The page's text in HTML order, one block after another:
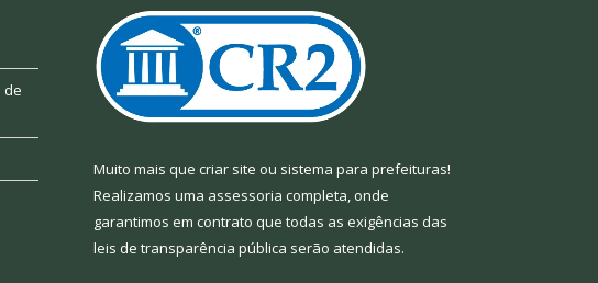
de
Muito mais que criar site ou sistema para prefeituras!
Realizamos uma assessoria completa, onde
garantimos em contrato que todas as exigências das
leis de transparência pública serão atendidas.